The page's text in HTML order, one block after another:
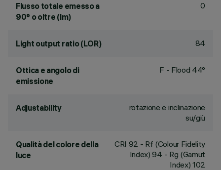
Flusso totale emesso a
90° o oltre (lm)
0
Light output ratio (LOR) 84
Ottica e angolo di
emissione
F - Flood 44°
Adjustability
rotazione e inclinazione
su/giù
Qualità del colore della
luce
CRI 92 - Rf (Colour Fidelity
Index) 94 - Rg (Gamut
Index) 102